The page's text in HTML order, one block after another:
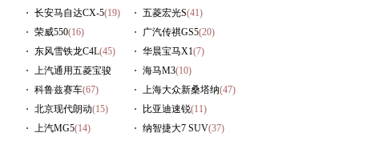
长安马自达CX-5(19) 五菱宏光S(41)
荣威550(16) 广汽传祺GS5(20)
东风雪铁龙C4L(45) 华晨宝马X1(7)
上汽通用五菱宝骏
630(16)
海马M3(10)
科鲁兹赛车(67) 上海大众新桑塔纳(47)
北京现代朗动(15) 比亚迪速锐(11)
上汽MG5(14) 纳智捷大7 SUV(37)